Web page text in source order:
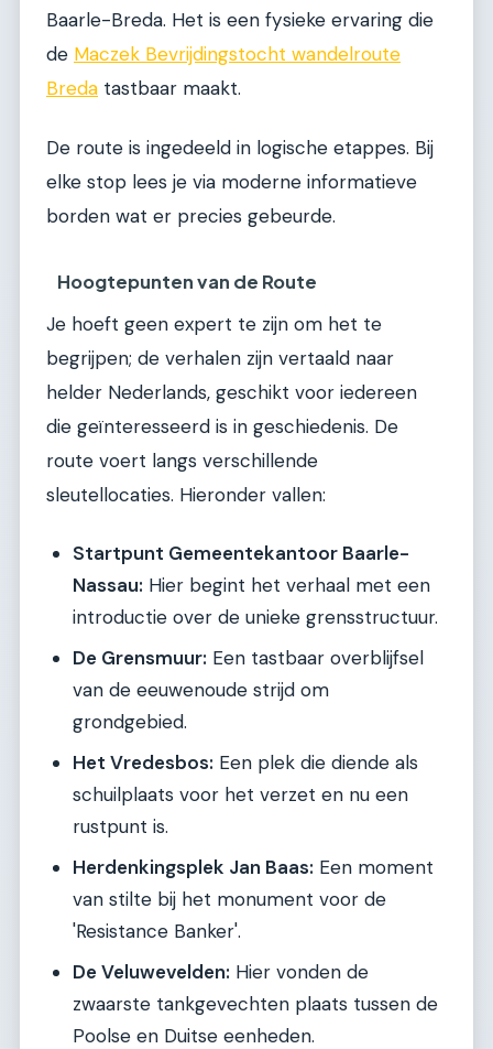
Baarle-Breda. Het is een fysieke ervaring die
de Maczek Bevrijdingstocht wandelroute
Breda tastbaar maakt.
De route is ingedeeld in logische etappes. Bij
elke stop lees je via moderne informatieve
borden wat er precies gebeurde.
Hoogtepunten van de Route
Je hoeft geen expert te zijn om het te
begrijpen; de verhalen zijn vertaald naar
helder Nederlands, geschikt voor iedereen
die geïnteresseerd is in geschiedenis. De
route voert langs verschillende
sleutellocaties. Hieronder vallen:
Startpunt Gemeentekantoor Baarle-
Nassau: Hier begint het verhaal met een
introductie over de unieke grensstructuur.
De Grensmuur: Een tastbaar overblijfsel
van de eeuwenoude strijd om
grondgebied.
Het Vredesbos: Een plek die diende als
schuilplaats voor het verzet en nu een
rustpunt is.
Herdenkingsplek Jan Baas: Een moment
van stilte bij het monument voor de
'Resistance Banker'.
De Veluwevelden: Hier vonden de
zwaarste tankgevechten plaats tussen de
Poolse en Duitse eenheden.